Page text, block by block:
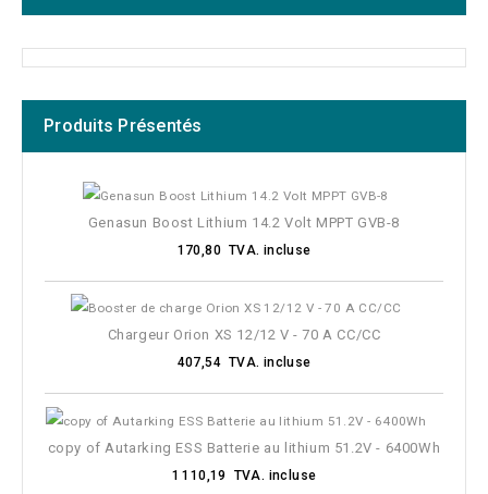
Tension de la batterie
Capacité / Ah
Puissance de l'onduleur (25°) W
Puissance de pointe de l'onduleur
Puissance PV nominale 12V
Produits Présentés
Genasun Boost Lithium 14.2 Volt MPPT GVB-8
170,80 TVA. incluse
Chargeur Orion XS 12/12 V - 70 A CC/CC
407,54 TVA. incluse
copy of Autarking ESS Batterie au lithium 51.2V - 6400Wh
1 110,19 TVA. incluse